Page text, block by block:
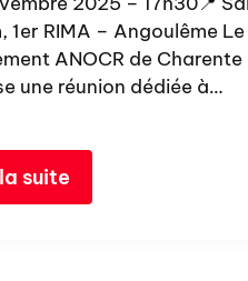
1er RIMA – Angoulême Le
ANOCR de Charente
une réunion dédiée à…
suite